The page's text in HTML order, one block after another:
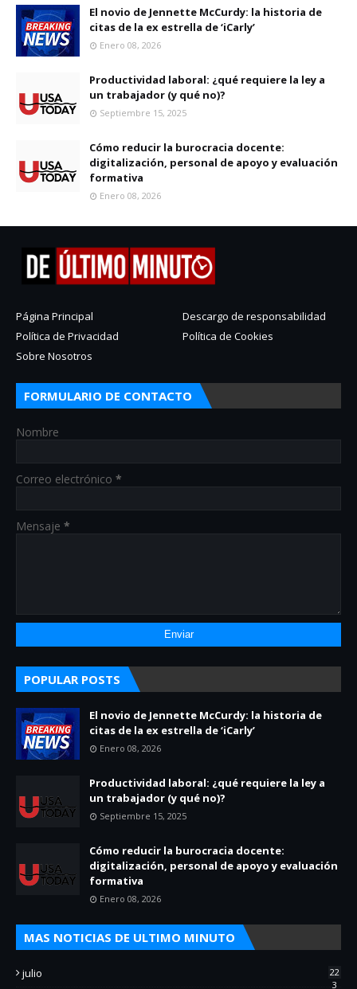
El novio de Jennette McCurdy: la historia de
citas de la ex estrella de ‘iCarly’
Enero 08, 2026
Productividad laboral: ¿qué requiere la ley a
un trabajador (y qué no)?
Septiembre 15, 2025
Cómo reducir la burocracia docente:
digitalización, personal de apoyo y evaluación
formativa
Enero 08, 2026
Página Principal
Descargo de responsabilidad
Política de Privacidad
Política de Cookies
Sobre Nosotros
FORMULARIO DE CONTACTO
Nombre
Correo electrónico *
Mensaje *
POPULAR POSTS
El novio de Jennette McCurdy: la historia de
citas de la ex estrella de ‘iCarly’
Enero 08, 2026
Productividad laboral: ¿qué requiere la ley a
un trabajador (y qué no)?
Septiembre 15, 2025
Cómo reducir la burocracia docente:
digitalización, personal de apoyo y evaluación
formativa
Enero 08, 2026
MAS NOTICIAS DE ULTIMO MINUTO
julio
22
3